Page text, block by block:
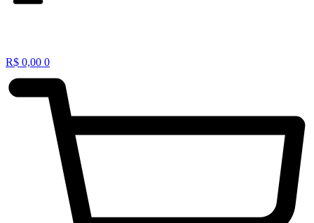
R$ 0,00 0